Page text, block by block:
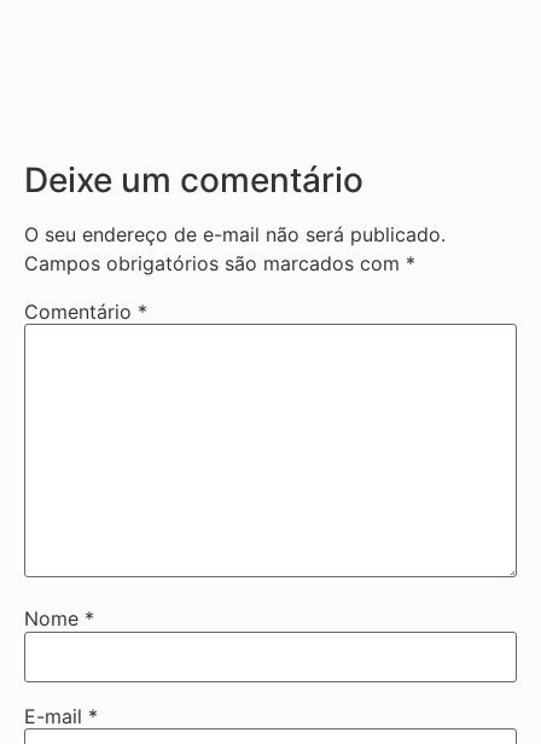
Deixe um comentário
O seu endereço de e-mail não será publicado.
Campos obrigatórios são marcados com *
Comentário *
Nome *
E-mail *